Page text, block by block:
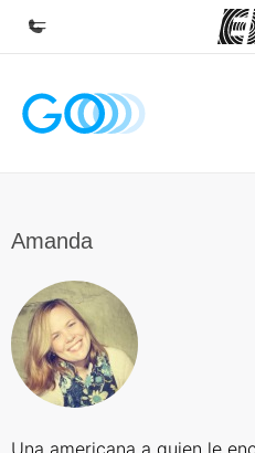
Inicio
Encuentra una oficina
Sobre nosotros
Quiénes somos
Amanda
Una americana a quien le